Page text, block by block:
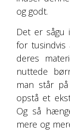
og godt.
Det er sågu
for tusindvis
deres
nuttede
man står
opstå et
Og så
mere og